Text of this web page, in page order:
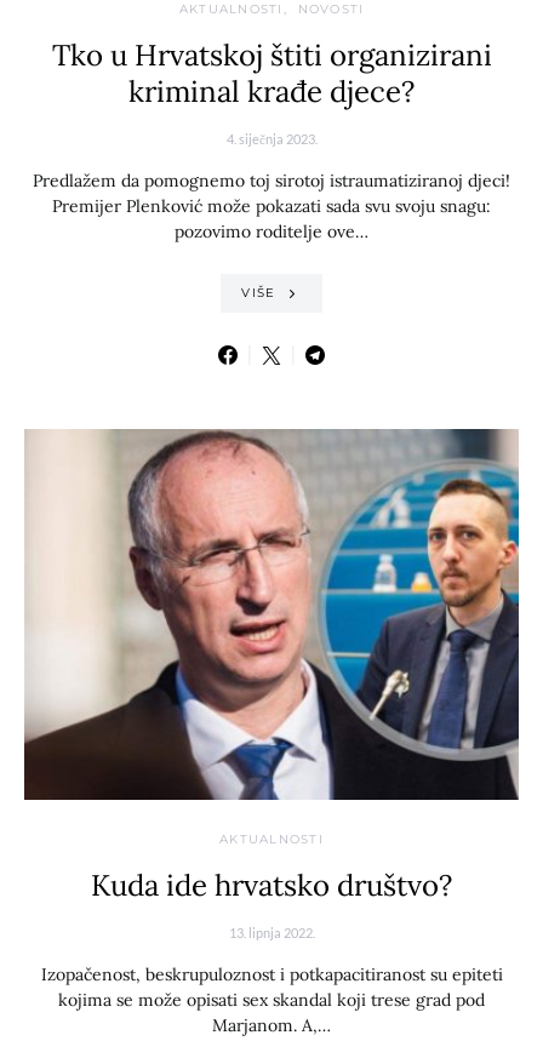
AKTUALNOSTI NOVOSTI
Tko u Hrvatskoj štiti organizirani
kriminal krađe djece?
4. siječnja 2023.
Predlažem da pomognemo toj sirotoj istraumatiziranoj djeci!
Premijer Plenković može pokazati sada svu svoju snagu:
pozovimo roditelje ove…
VIŠE
AKTUALNOSTI
Kuda ide hrvatsko društvo?
13. lipnja 2022.
Izopačenost, beskrupuloznost i potkapacitiranost su epiteti
kojima se može opisati sex skandal koji trese grad pod
Marjanom. A,…